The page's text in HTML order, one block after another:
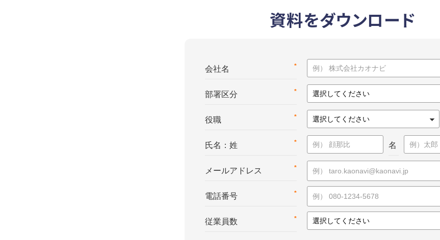
資料をダウンロード
*
会社名
*
部署区分
*
役職
*
氏名：姓 名
*
メールアドレス
*
電話番号
*
従業員数